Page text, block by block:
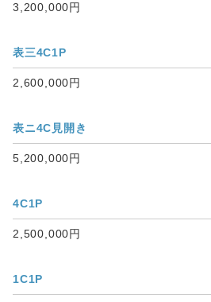
3,200,000円
表三4C1P
2,600,000円
表ニ4C見開き
5,200,000円
4C1P
2,500,000円
1C1P